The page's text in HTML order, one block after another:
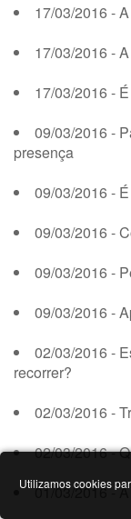
17/03/2016 -
17/03/2016 -
17/03/2016 -
09/03/2016 -
presença
09/03/2016 -
09/03/2016 -
09/03/2016 -
09/03/2016 -
02/03/2016 -
recorrer?
02/03/2016 -
02/03/2016 -
01/03/2016 -
Utilizamos cookies